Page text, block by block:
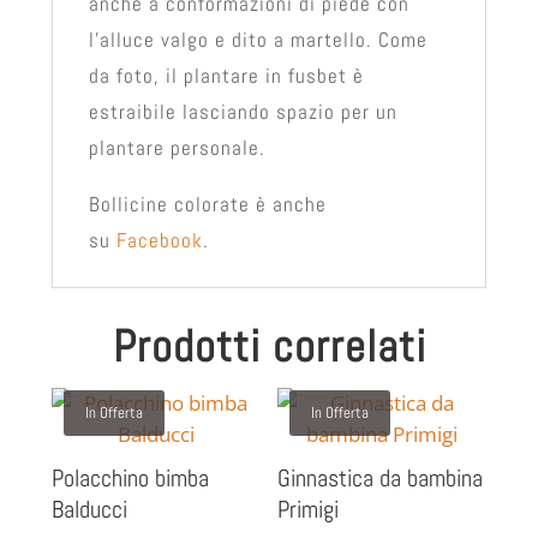
l'alluce valgo e dito a martello. Come
da foto, il plantare in fusbet è
estraibile lasciando spazio per un
plantare personale.
Bollicine colorate è anche
su Facebook.
Prodotti correlati
In Offerta
Polacchino bimba
Balducci
In Offerta
Ginnastica da bambina
Primigi